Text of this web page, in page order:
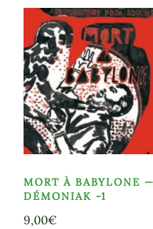
MORT À BABYLONE —
DÉMONIAK -1
9,00€